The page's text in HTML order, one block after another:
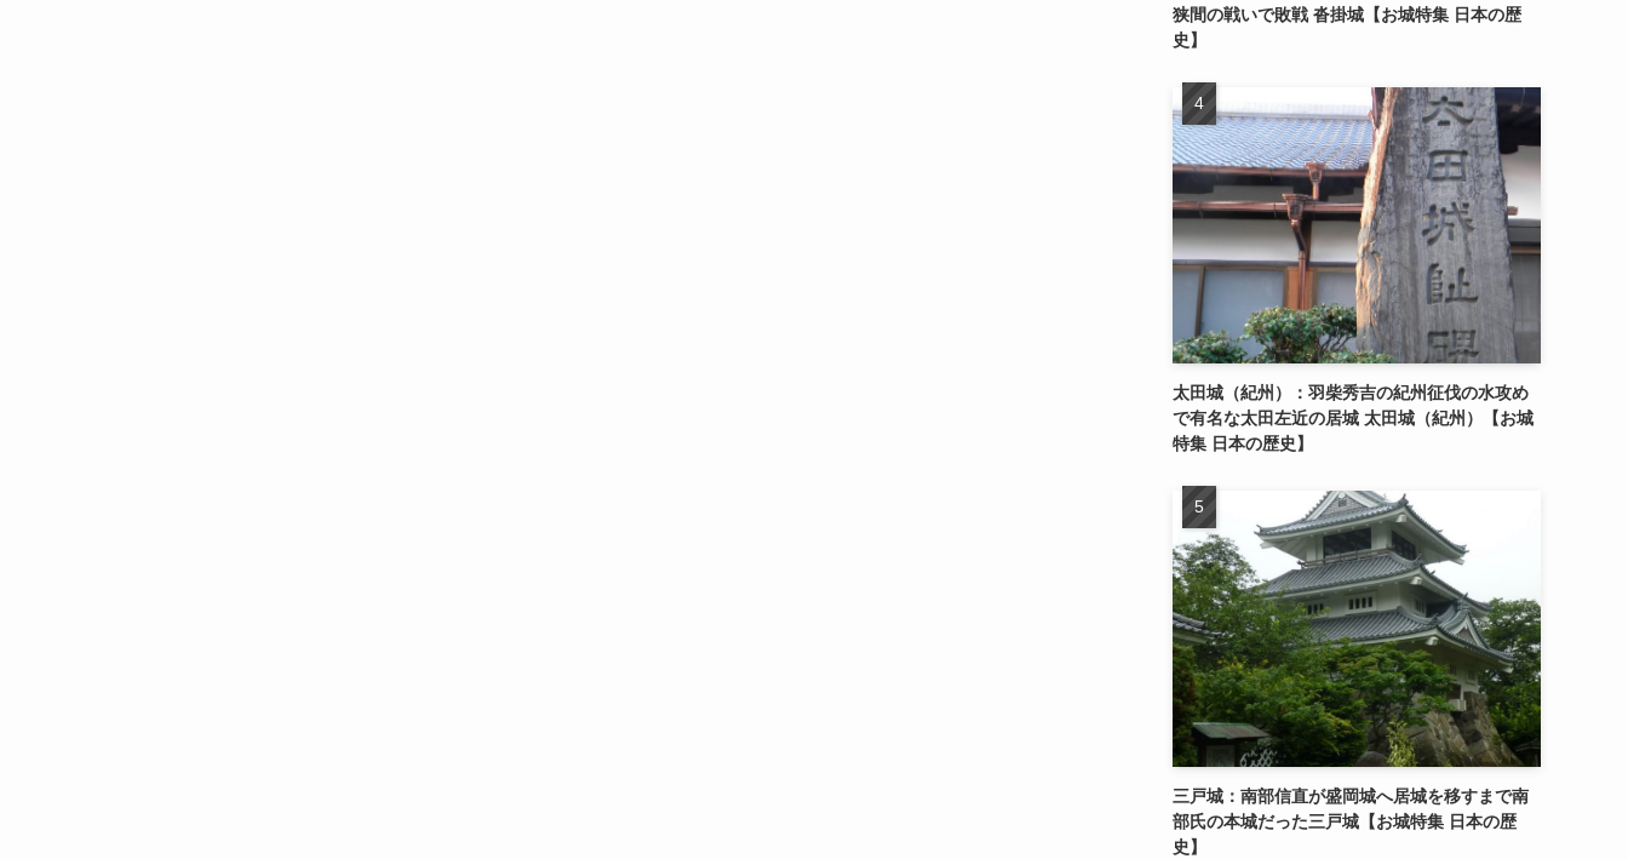
狭間の戦いで敗戦 沓掛城【お城特集 日本の歴
史】
太田城（紀州）：羽柴秀吉の紀州征伐の水攻め
で有名な太田左近の居城 太田城（紀州）【お城
特集 日本の歴史】
三戸城：南部信直が盛岡城へ居城を移すまで南
部氏の本城だった三戸城【お城特集 日本の歴
史】